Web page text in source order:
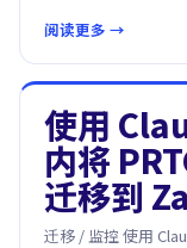
阅读更多 →
使用
内将
迁移到
迁移 / 监控 使用